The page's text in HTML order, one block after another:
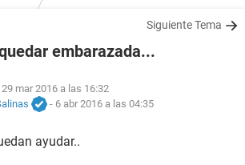
Siguiente Tema
embarazada...
29 mar 2016 a las 16:32
- 6 abr 2016 a las 04:35
ayudar..